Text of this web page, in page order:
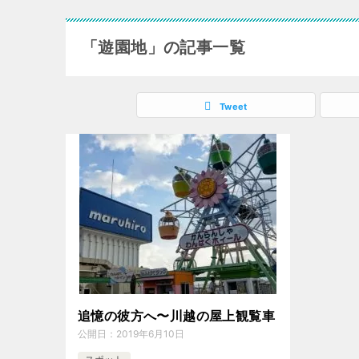
「遊園地」の記事一覧
Tweet
追憶の彼方へ〜川越の屋上観覧車
公開日： 2019年6月10日